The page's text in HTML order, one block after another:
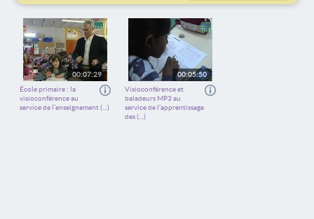
00:07:29
École primaire : la
visioconférence au
service de l’enseignement (…)
00:05:50
Visioconférence et
baladeurs MP3 au
service de l’apprentissage
des (…)